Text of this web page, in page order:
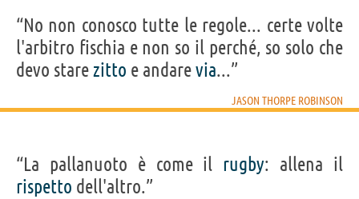
“No non conosco tutte le regole... certe volte
l'arbitro fischia e non so il perché, so solo che
devo starezitto e andarevia...”
JASON THORPE ROBINSON
“La pallanuoto è come il rugby: allena il
rispetto dell'altro.”